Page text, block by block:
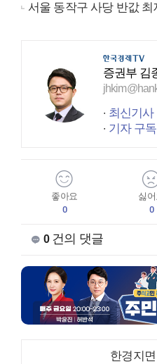
서울 동작구 사당 반값
증권부 김
최신기사
기자 구
좋아요
0
싫
0
0건의 댓글
한경지